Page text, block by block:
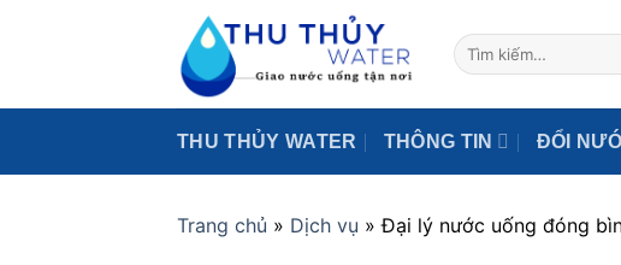
Tìm
kiếm:
THU THỦY WATER THÔNG TIN ĐỔI
Trang chủ » Dịch vụ » Đại lý nước uống đóng